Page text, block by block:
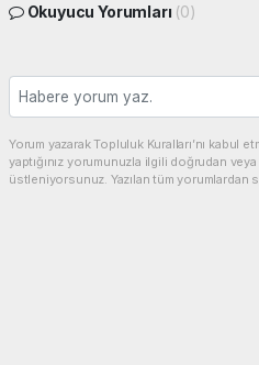
Okuyucu Yorumları (0)
Yorum yazarak Topluluk Kuralları’nı
yaptığınız yorumunuzla ilgili doğrudan
üstleniyorsunuz. Yazılan tüm